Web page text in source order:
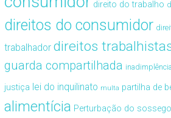
direito do trabalho
direitos do consumidor
trabalhador direitos
guarda compartilhada inadimplência
justiça lei do inquilinato multa partilha de
alimentícia Perturbação do sossego